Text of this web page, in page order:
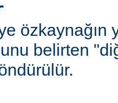
özkaynağın
belirten